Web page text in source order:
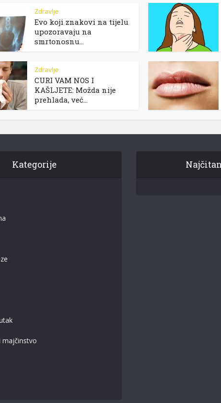
Zdravlje
Evo koji znakovi na tijelu
upozoravaju na
smrtonosnu...
Zdravlje
CURI VAM NOS I
KAŠLJETE: Možda nije
prehlada, već...
Kategorije
majčinstvo